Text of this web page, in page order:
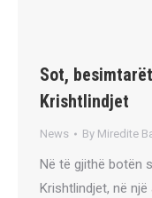
Sot,
Krishtlindjet
News By Miredite
Në të gjithë botën
Krishtlindjet, në